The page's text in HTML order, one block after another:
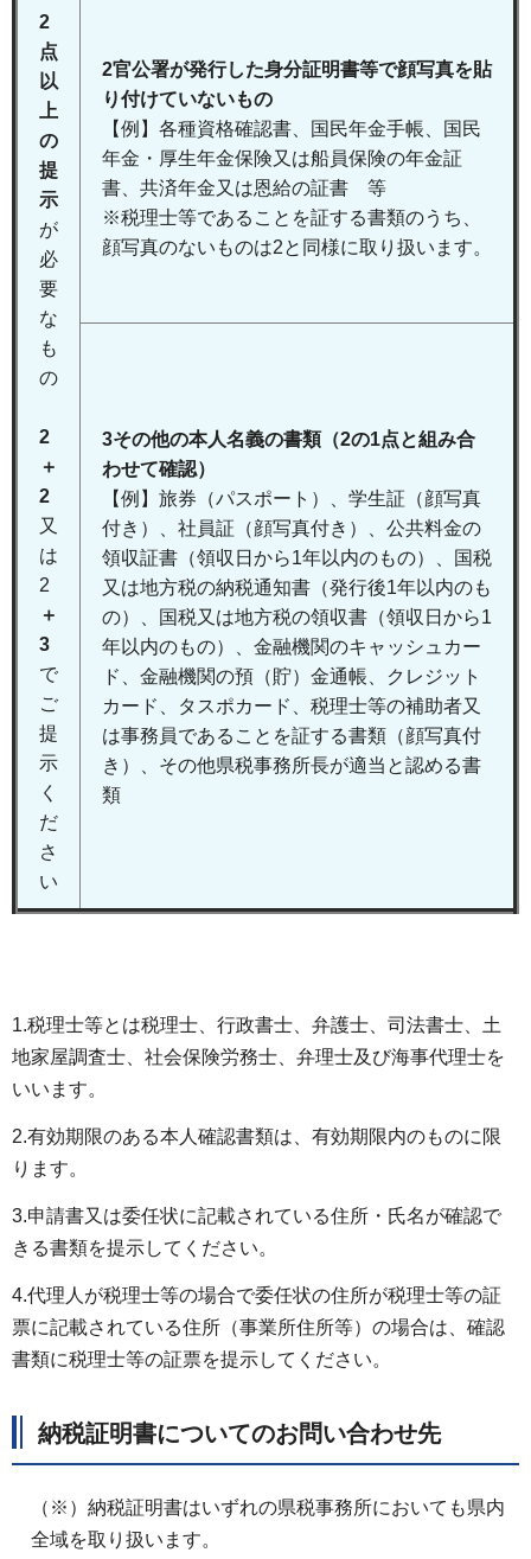
2
点
以
上
の
提
示
が
必
要
な
も
の
2
＋
2
又
は
2
＋
3
で
ご
提
示
く
だ
さ
い
2官公署が発行した身分証明書等で顔写真を貼
り付けていないもの
【例】各種資格確認書、国民年金手帳、国民
年金・厚生年金保険又は船員保険の年金証
書、共済年金又は恩給の証書 等
※税理士等であることを証する書類のうち、
顔写真のないものは2と同様に取り扱います。
3その他の本人名義の書類（2の1点と組み合
わせて確認）
【例】旅券（パスポート）、学生証（顔写真
付き）、社員証（顔写真付き）、公共料金の
領収証書（領収日から1年以内のもの）、国税
又は地方税の納税通知書（発行後1年以内のも
の）、国税又は地方税の領収書（領収日から1
年以内のもの）、金融機関のキャッシュカー
ド、金融機関の預（貯）金通帳、クレジット
カード、タスポカード、税理士等の補助者又
は事務員であることを証する書類（顔写真付
き）、その他県税事務所長が適当と認める書
類
1.税理士等とは税理士、行政書士、弁護士、司法書士、土
地家屋調査士、社会保険労務士、弁理士及び海事代理士を
いいます。
2.有効期限のある本人確認書類は、有効期限内のものに限
ります。
3.申請書又は委任状に記載されている住所・氏名が確認で
きる書類を提示してください。
4.代理人が税理士等の場合で委任状の住所が税理士等の証
票に記載されている住所（事業所住所等）の場合は、確認
書類に税理士等の証票を提示してください。
納税証明書についてのお問い合わせ先
（※）納税証明書はいずれの県税事務所においても県内
全域を取り扱います。